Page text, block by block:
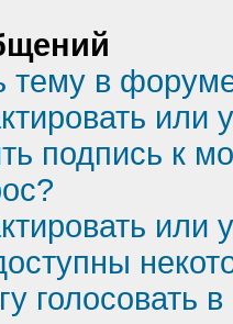
тему в
или
подпись к
или
голосовать